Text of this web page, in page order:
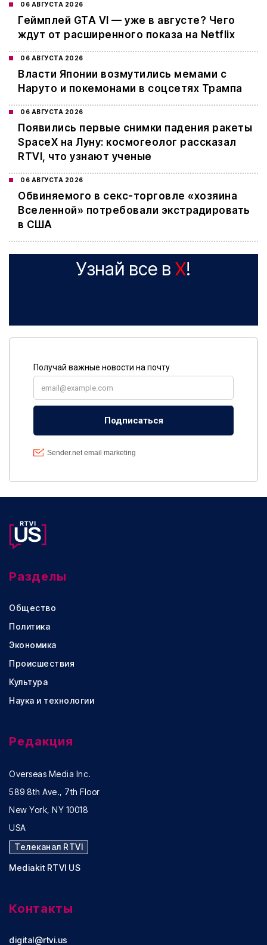
06 АВГУСТА 2026
Геймплей GTA VI — уже в августе? Чего
ждут от расширенного показа на Netflix
06 АВГУСТА 2026
Власти Японии возмутились мемами с
Наруто и покемонами в соцсетях Трампа
06 АВГУСТА 2026
Появились первые снимки падения ракеты
SpaceX на Луну: космогеолог рассказал
RTVI, что узнают ученые
06 АВГУСТА 2026
Обвиняемого в секс-торговле «хозяина
Вселенной» потребовали экстрадировать
в США
Узнай все в X!
Разделы
Общество
Политика
Экономика
Происшествия
Культура
Наука и технологии
Редакция
Overseas Media Inc.
589 8th Ave., 7th Floor
New York, NY 10018
USA
Телеканал RTVI
Mediakit RTVI US
Контакты
digital@rtvi.us